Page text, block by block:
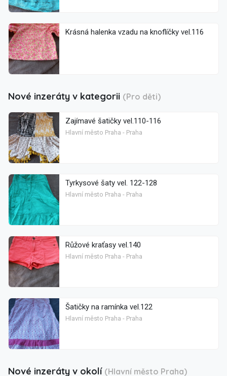
Krásná halenka vzadu na knoflíčky vel.116
Nové inzeráty v kategorii (Pro děti)
Zajímavé šatičky vel.110-116
Hlavní město Praha - Praha
Tyrkysové šaty vel. 122-128
Hlavní město Praha - Praha
Růžové kraťasy vel.140
Hlavní město Praha - Praha
Šatičky na ramínka vel.122
Hlavní město Praha - Praha
Nové inzeráty v okolí (Hlavní město Praha)